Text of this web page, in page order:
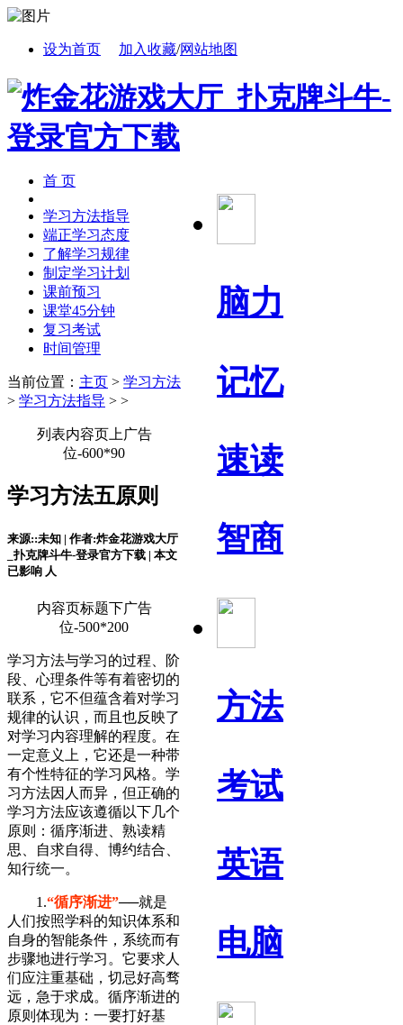
设为首页 加入收藏/网站地图
脑力
记忆
速读
智商
方法
考试
英语
电脑
首 页
学习方法指导
端正学习态度
了解学习规律
制定学习计划
课前预习
课堂45分钟
复习考试
时间管理
当前位置： 主页 > 学习方法
> 学习方法指导 > >
列表内容页上广告
位-600*90
学习方法五原则
来源::未知 | 作者:炸金花游戏大厅
_扑克牌斗牛-登录官方下载 | 本文
已影响 人
内容页标题下广告
位-500*200
学习方法与学习的过程、阶
段、心理条件等有着密切的
联系，它不但蕴含着对学习
规律的认识，而且也反映了
对学习内容理解的程度。在
一定意义上，它还是一种带
有个性特征的学习风格。学
习方法因人而异，但正确的
学习方法应该遵循以下几个
原则：循序渐进、熟读精
思、自求自得、博约结合、
知行统一。
1.“循序渐进”──就是
人们按照学科的知识体系和
自身的智能条件，系统而有
步骤地进行学习。它要求人
们应注重基础，切忌好高骛
远，急于求成。循序渐进的
原则体现为：一要打好基